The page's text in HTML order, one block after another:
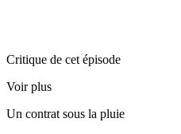
Critique de cet épisode
Voir plus
Un contrat sous la pluie